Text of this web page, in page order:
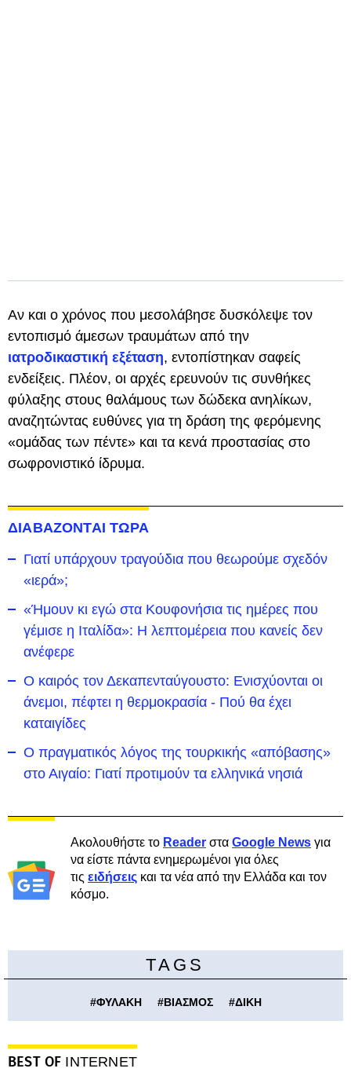
Αν και ο χρόνος που μεσολάβησε δυσκόλεψε τον
εντοπισμό άμεσων τραυμάτων από την
ιατροδικαστική εξέταση, εντοπίστηκαν σαφείς
ενδείξεις. Πλέον, οι αρχές ερευνούν τις συνθήκες
φύλαξης στους θαλάμους των δώδεκα ανηλίκων,
αναζητώντας ευθύνες για τη δράση της φερόμενης
«ομάδας των πέντε» και τα κενά προστασίας στο
σωφρονιστικό ίδρυμα.
ΔΙΑΒΑΖΟΝΤΑΙ ΤΩΡΑ
Γιατί υπάρχουν τραγούδια που θεωρούμε σχεδόν
«ιερά»;
«Ήμουν κι εγώ στα Κουφονήσια τις ημέρες που
γέμισε η Ιταλίδα»: Η λεπτομέρεια που κανείς δεν
ανέφερε
Ο καιρός τον Δεκαπενταύγουστο: Ενισχύονται οι
άνεμοι, πέφτει η θερμοκρασία - Πού θα έχει
καταιγίδες
Ο πραγματικός λόγος της τουρκικής «απόβασης»
στο Αιγαίο: Γιατί προτιμούν τα ελληνικά νησιά
Ακολουθήστε το Reader στα Google News για
να είστε πάντα ενημερωμένοι για όλες
τις ειδήσεις και τα νέα από την Ελλάδα και τον
κόσμο.
TAGS
#ΦΥΛΑΚΗ #ΒΙΑΣΜΟΣ #ΔΙΚΗ
BEST OF INTERNET